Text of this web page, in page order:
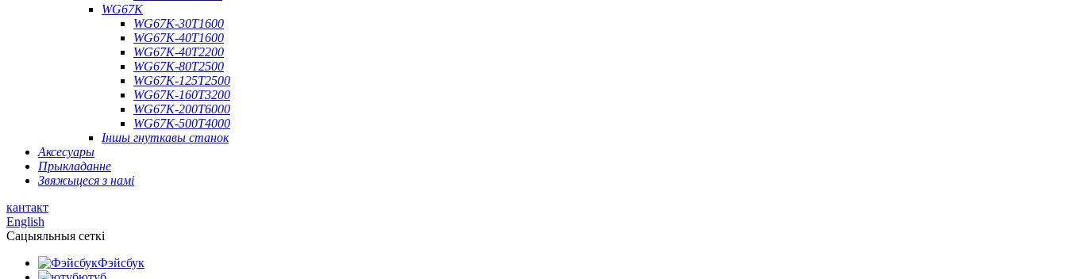
WG67K
WG67K-30T1600
WG67K-40T1600
WG67K-40T2200
WG67K-80T2500
WG67K-125T2500
WG67K-160T3200
WG67K-200T6000
WG67K-500T4000
Іншы гнуткавы станок
Аксесуары
Прыкладанне
Звяжыцеся з намі
кантакт
English
Сацыяльныя сеткі
Фэйсбук